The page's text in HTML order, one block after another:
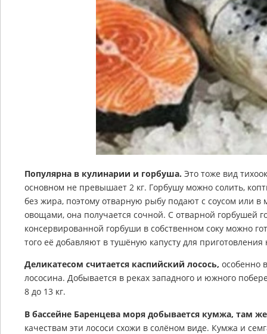
Популярна в кулинарии и горбуша. Это тоже вид
основном не превышает 2 кг. Горбушу можно солить,
без жира, поэтому отварную рыбу подают с соусом или
овощами, она получается сочной. С отварной горбушей
консервированной горбуши в собственном соку можно
того её добавляют в тушёную капусту для
Деликатесом считается каспийский лосось, особенно
лососина. Добывается в реках западного и южного
8 до 13 кг.
В бассейне Баренцева моря добывается кумжа, там
качествам эти лососи схожи в солёном виде. Кумжа и